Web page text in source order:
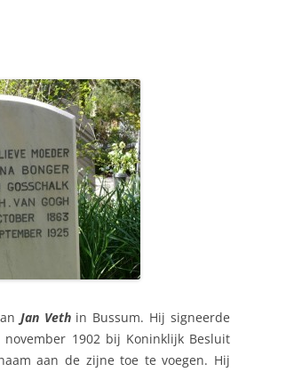
FREDERIK HENDRIK VAN DER KOP
(1863)
HENRICUS JOANNES ELIZA VAN
DER KOP (1863)
WILLEM CAREL VAN DER KOP
(1869)
MARIA VAN DER KOP (VAN DER
ANNA CATHARINA VAN DER KOP
(CLIQUART) (1874)
Jan Vethin Bussum. Hij signeerde
1902 bij Koninklijk Besluit
aan de zijne toe te voegen. Hij